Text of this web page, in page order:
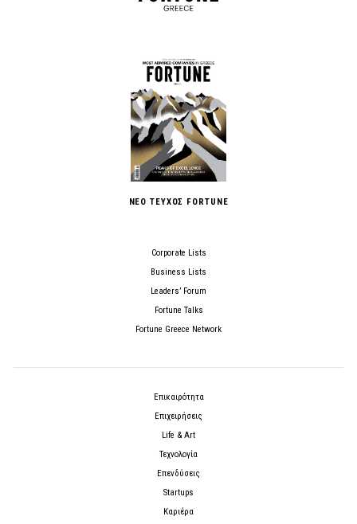
ΝΕΟ ΤΕΥΧΟΣ FORTUNE
Corporate Lists
Business Lists
Leaders’ Forum
Fortune Talks
Fortune Greece Network
Επικαιρότητα
Επιχειρήσεις
Life & Art
Τεχνολογία
Επενδύσεις
Startups
Καριέρα